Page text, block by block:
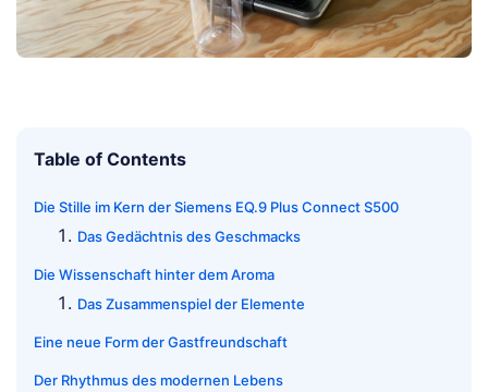
Table of Contents
Die Stille im Kern der Siemens EQ.9 Plus Connect S500
Das Gedächtnis des Geschmacks
Die Wissenschaft hinter dem Aroma
Das Zusammenspiel der Elemente
Eine neue Form der Gastfreundschaft
Der Rhythmus des modernen Lebens